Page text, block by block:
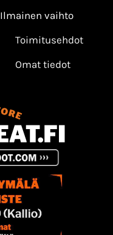
Ilmainen vaihto
Toimitusehdot
Omat tiedot